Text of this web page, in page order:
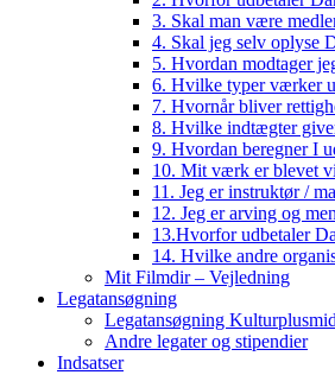
3. Skal man være
4. Skal jeg selv oplyse
5. Hvordan modtager
6. Hvilke typer værker
7. Hvornår bliver
8. Hvilke indtægter
9. Hvordan beregner I
10. Mit værk er blevet
11. Jeg er instruktør /
12. Jeg er arving og
13.Hvorfor udbetaler
14. Hvilke andre
Mit Filmdir – Vejledning
Legatansøgning
Legatansøgning
Andre legater og stipendier
Indsatser